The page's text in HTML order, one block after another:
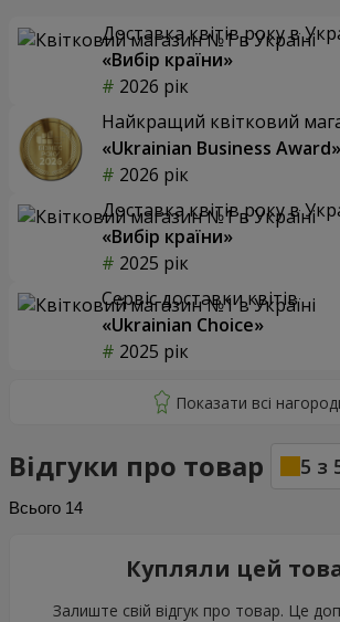
Доставка квітів року в
«Вибір країни»
2026 рік
Найкращий квітковий
«Ukrainian Business Award»
2026 рік
Доставка квітів року в
«Вибір країни»
2025 рік
Сервіс доставки квітів
«Ukrainian Choice»
2025 рік
Відгуки про товар 5 з
Всього 14
Купляли цей
Залиште свій відгук про товар. Це